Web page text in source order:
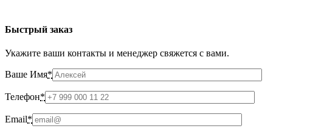
Быстрый заказ
Укажите ваши контакты и менеджер свяжется с вами.
Ваше Имя*
Телефон*
Email*